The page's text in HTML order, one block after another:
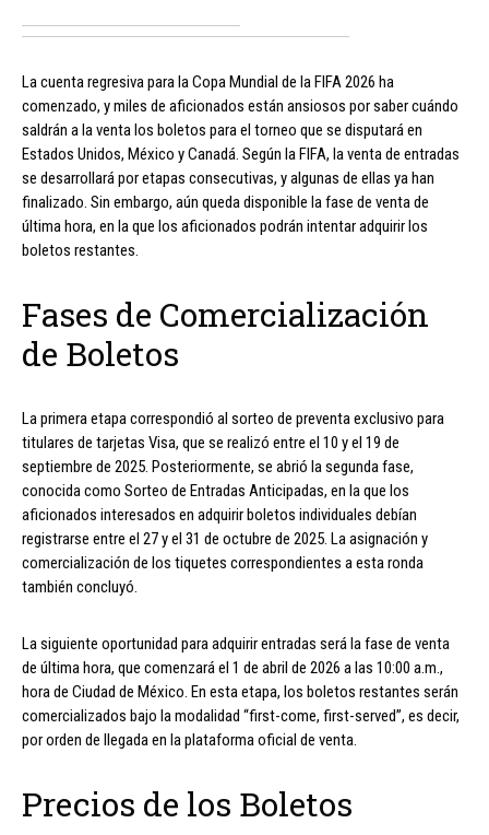
La cuenta regresiva para la Copa Mundial de la FIFA 2026 ha
comenzado, y miles de aficionados están ansiosos por saber cuándo
saldrán a la venta los boletos para el torneo que se disputará en
Estados Unidos, México y Canadá. Según la FIFA, la venta de entradas
se desarrollará por etapas consecutivas, y algunas de ellas ya han
finalizado. Sin embargo, aún queda disponible la fase de venta de
última hora, en la que los aficionados podrán intentar adquirir los
boletos restantes.
Fases de Comercialización
de Boletos
La primera etapa correspondió al sorteo de preventa exclusivo para
titulares de tarjetas Visa, que se realizó entre el 10 y el 19 de
septiembre de 2025. Posteriormente, se abrió la segunda fase,
conocida como Sorteo de Entradas Anticipadas, en la que los
aficionados interesados en adquirir boletos individuales debían
registrarse entre el 27 y el 31 de octubre de 2025. La asignación y
comercialización de los tiquetes correspondientes a esta ronda
también concluyó.
La siguiente oportunidad para adquirir entradas será la fase de venta
de última hora, que comenzará el 1 de abril de 2026 a las 10:00 a.m.,
hora de Ciudad de México. En esta etapa, los boletos restantes serán
comercializados bajo la modalidad “first-come, first-served”, es decir,
por orden de llegada en la plataforma oficial de venta.
Precios de los Boletos